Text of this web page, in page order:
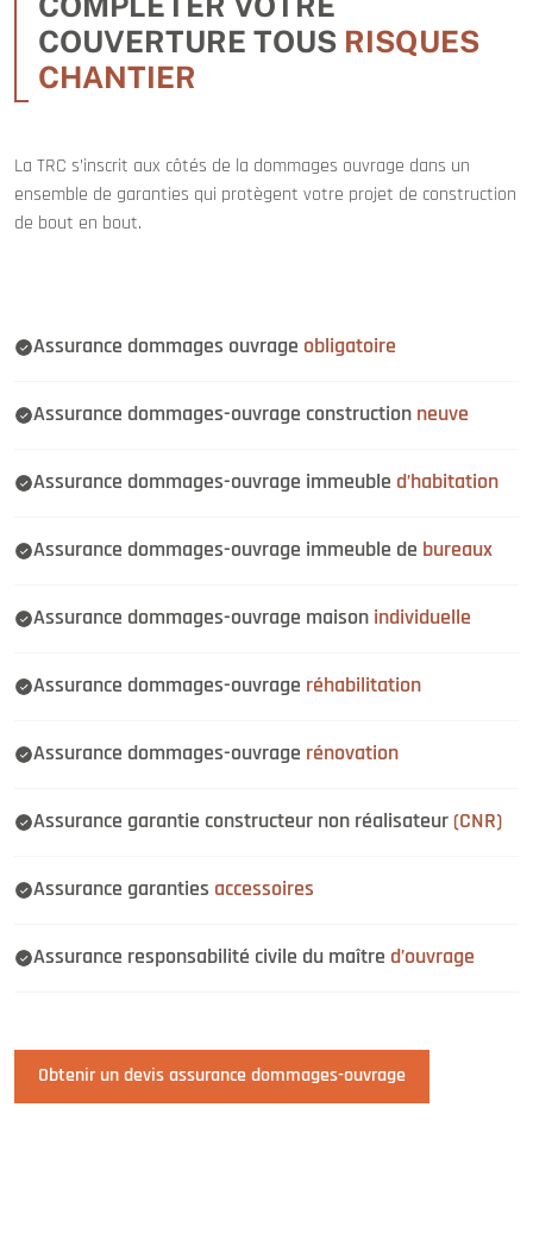
COUVERTURE TOUS RISQUES
CHANTIER
La TRC s’inscrit aux côtés de la dommages ouvrage dans un
ensemble de garanties qui protègent votre projet de construction
de bout en bout.
Assurance dommages ouvrage obligatoire
Assurance dommages-ouvrage construction neuve
Assurance dommages-ouvrage immeuble d’habitation
Assurance dommages-ouvrage immeuble de bureaux
Assurance dommages-ouvrage maison individuelle
Assurance dommages-ouvrage réhabilitation
Assurance dommages-ouvrage rénovation
Assurance garantie constructeur non réalisateur(CNR)
Assurance garanties accessoires
Assurance responsabilité civile du maître d’ouvrage
Obtenir un devis assurance dommages-ouvrage